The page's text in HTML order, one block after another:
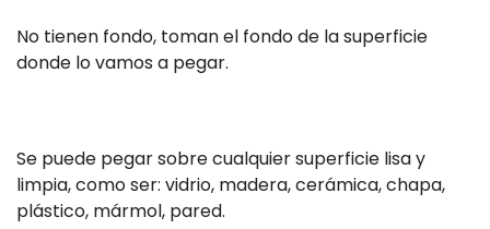
No tienen fondo, toman el fondo de la superficie
donde lo vamos a pegar.
Se puede pegar sobre cualquier superficie lisa y
limpia, como ser: vidrio, madera, cerámica, chapa,
plástico, mármol, pared.